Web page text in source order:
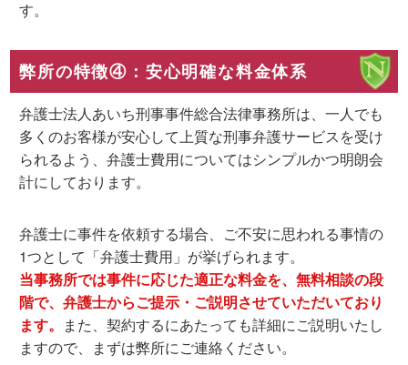
す。
弊所の特徴④：安心明確な料金体系
弁護士法人あいち刑事事件総合法律事務所は、一人でも
多くのお客様が安心して上質な刑事弁護サービスを受け
られるよう、弁護士費用についてはシンプルかつ明朗会
計にしております。
弁護士に事件を依頼する場合、ご不安に思われる事情の
1つとして「弁護士費用」が挙げられます。
当事務所では事件に応じた適正な料金を、無料相談の段
階で、弁護士からご提示・ご説明させていただいており
ます。 また、契約するにあたっても詳細にご説明いたし
ますので、まずは弊所にご連絡ください。